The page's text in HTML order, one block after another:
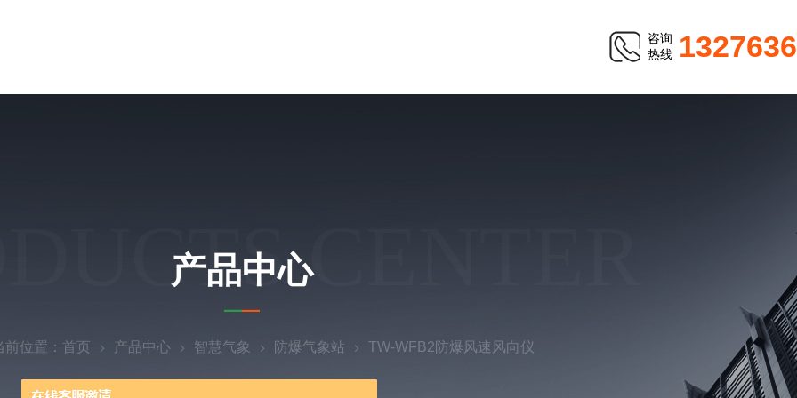
咨询
热线
CENTER
产品中心
前位置： 首页 产品中心 智慧气象 防爆气象站 TW-WFB2防爆风速风向仪